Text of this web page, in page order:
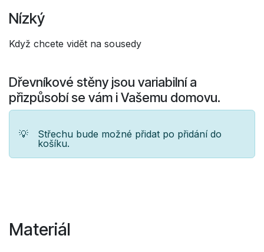
Nízký
Když chcete vidět na sousedy
Dřevníkové stěny jsou variabilní a
přizpůsobí se vám i Vašemu domovu.
💡
Střechu bude možné přidat po přidání do
košíku.
Materiál